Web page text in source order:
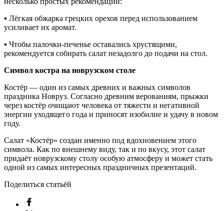
▪ Лёгкая обжарка грецких орехов перед использованием
усиливает их аромат.
▪ Чтобы палочки-печенье оставались хрустящими,
рекомендуется собирать салат незадолго до подачи на стол.
Символ костра на новрузском столе
Костёр — один из самых древних и важных символов
праздника Новруз. Согласно древним верованиям, прыжки
через костёр очищают человека от тяжести и негативной
энергии уходящего года и приносят изобилие и удачу в новом
году.
Салат «Костёр» создан именно под вдохновением этого
символа. Как по внешнему виду, так и по вкусу, этот салат
придаёт новрузскому столу особую атмосферу и может стать
одной из самых интересных праздничных презентаций.
Поделиться статьёй